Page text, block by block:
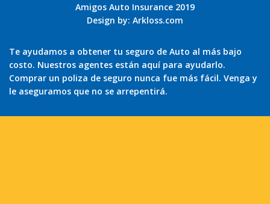
Amigos Auto Insurance 2019
Design by: Arkloss.com
Te ayudamos a obtener tu seguro de Auto al más bajo
costo. Nuestros agentes están aquí para ayudarlo.
Comprar un poliza de seguro nunca fue más fácil. Venga y
le aseguramos que no se arrepentirá.